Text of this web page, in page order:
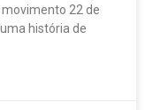
22 de
história de